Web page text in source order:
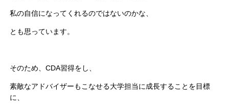
私の自信になってくれるのではないのかな、
とも思っています。
そのため、CDA習得をし、
素敵なアドバイザーもこなせる大学担当に成長することを目標
に、